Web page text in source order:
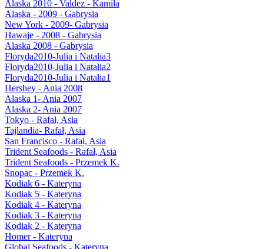
Alaska 2010 - Valdez - Kamila
Alaska - 2009 - Gabrysia
New York - 2009- Gabrysia
Hawaje - 2008 - Gabrysia
Alaska 2008 - Gabrysia
Floryda2010-Julia i Natalia3
Floryda2010-Julia i Natalia2
Floryda2010-Julia i Natalia1
Hershey - Ania 2008
Alaska 1- Ania 2007
Alaska 2- Ania 2007
Tokyo - Rafał, Asia
Tajlandia- Rafał, Asia
San Francisco - Rafał, Asia
Trident Seafoods - Rafał, Asia
Trident Seafoods - Przemek K.
Snopac - Przemek K.
Kodiak 6 - Kateryna
Kodiak 5 - Kateryna
Kodiak 4 - Kateryna
Kodiak 3 - Kateryna
Kodiak 2 - Kateryna
Homer - Kateryna